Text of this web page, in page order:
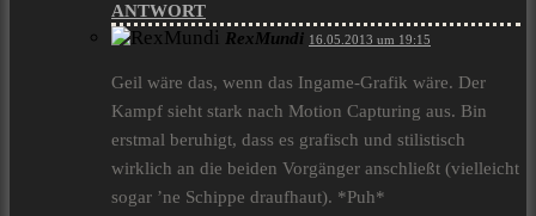
ANTWORT
RexMundi 16.05.2013 um 19:15
Geil wäre das, wenn das Ingame-Grafik wäre. Der
Kampf sieht stark nach Motion Capturing aus. Bin
erstmal beruhigt, dass es grafisch und stilistisch
wirklich an die beiden Vorgänger anschließt (vielleicht
sogar ’ne Schippe draufhaut). *Puh*